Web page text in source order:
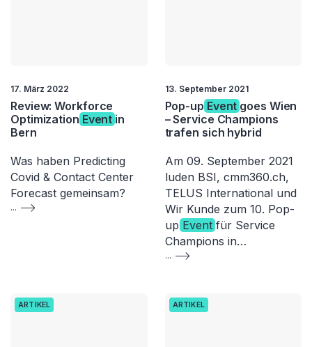
17. März 2022
Review: Workforce
Optimization Eventin
Bern
Was haben Predicting
Covid & Contact Center
Forecast gemeinsam?
...
13. September 2021
Pop-up Eventgoes Wien
– Service Champions
trafen sich hybrid
Am 09. September 2021
luden BSI, cmm360.ch,
TELUS International und
Wir Kunde zum 10. Pop-
up Eventfür Service
Champions in…
...
ARTIKEL ARTIKEL